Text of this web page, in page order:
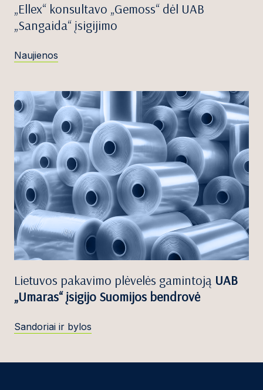
„Ellex“ konsultavo „Gemoss“ dėl UAB
„Sangaida“ įsigijimo
Naujienos
Lietuvos pakavimo plėvelės gamintoją UAB
„Umaras“ įsigijo Suomijos bendrovė
Sandoriai ir bylos